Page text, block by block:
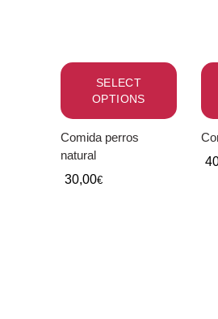
SELECT
OPTIONS
Comida perros
natural
30,00€